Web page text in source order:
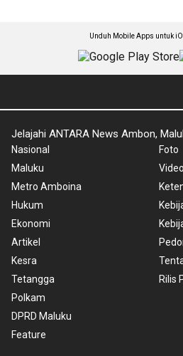
Unduh Mobile Apps untuk
Jelajahi ANTARA News Ambon,
Nasional
Maluku
Metro Amboina
Hukum
Ekonomi
Artikel
Kesra
Tetangga
Polkam
DPRD Maluku
Feature
Foto
Video
Rilis